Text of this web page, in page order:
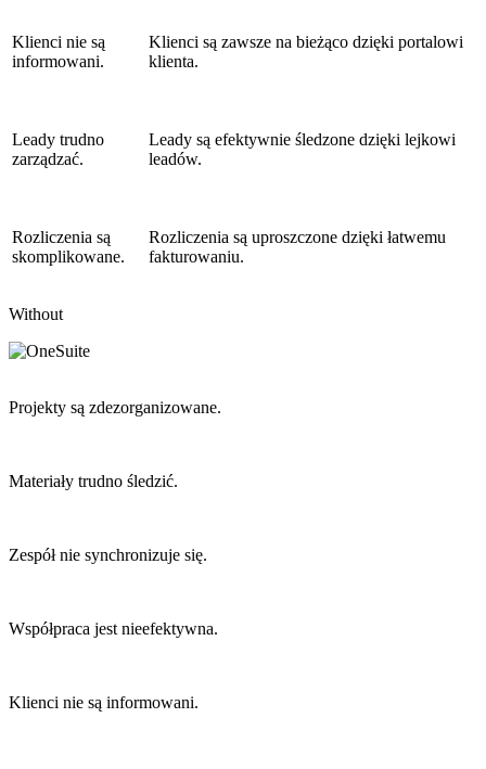
Klienci nie są
informowani.
Klienci są zawsze na bieżąco dzięki portalowi
klienta.
Leady trudno
zarządzać.
Leady są efektywnie śledzone dzięki lejkowi
leadów.
Rozliczenia są
skomplikowane.
Rozliczenia są uproszczone dzięki łatwemu
fakturowaniu.
Without
Projekty są zdezorganizowane.
Materiały trudno śledzić.
Zespół nie synchronizuje się.
Współpraca jest nieefektywna.
Klienci nie są informowani.